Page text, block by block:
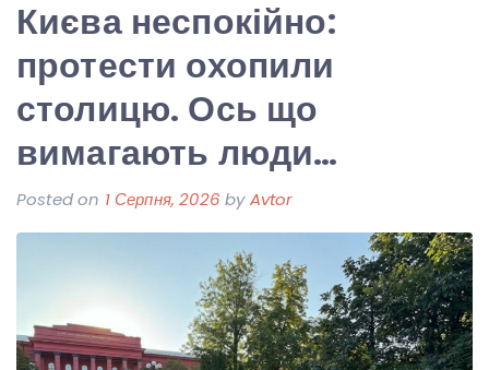
Києва неспокійно:
протести охопили
столицю. Ось що
вимагають люди…
Posted on 1 Серпня, 2026 byAvtor